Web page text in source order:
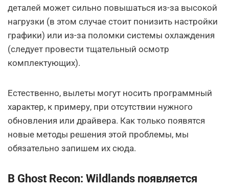
деталей может сильно повышаться из-за высокой
нагрузки (в этом случае стоит понизить настройки
графики) или из-за поломки системы охлаждения
(следует провести тщательный осмотр
комплектующих).
Естественно, вылеты могут носить программный
характер, к примеру, при отсутствии нужного
обновления или драйвера. Как только появятся
новые методы решения этой проблемы, мы
обязательно запишем их сюда.
В Ghost Recon: Wildlands появляется